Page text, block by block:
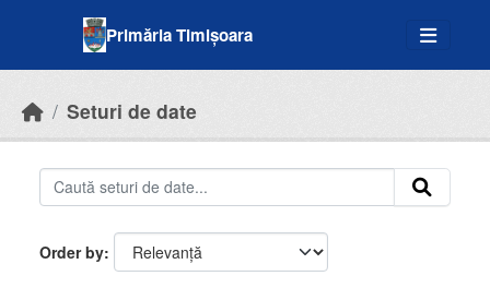
Primăria Timișoara
Seturi de date
Order by